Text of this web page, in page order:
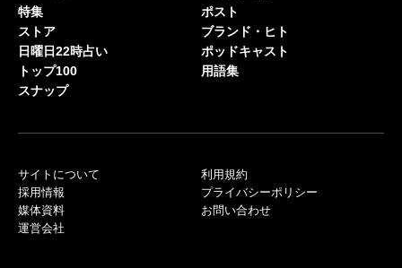
特集
ストア
日曜日22時占い
トップ100
スナップ
ポスト
ブランド・ヒト
ポッドキャスト
用語集
サイトについて
採用情報
媒体資料
運営会社
利用規約
プライバシーポリシー
お問い合わせ